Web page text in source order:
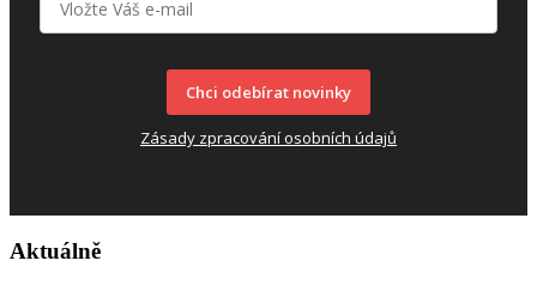
Chci odebírat novinky
Zásady zpracování osobních údajů
Aktuálně